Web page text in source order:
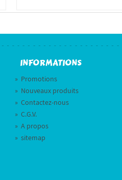
INFORMATIONS
» Promotions
» Nouveaux produits
» Contactez-nous
» C.G.V.
» A propos
» sitemap